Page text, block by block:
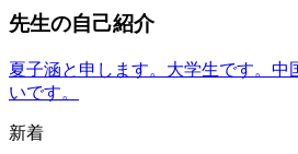
先生の自己紹介
夏子涵と申します。大学生です。中
いです。
新着